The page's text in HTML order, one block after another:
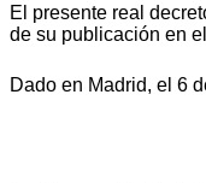
El presente real
de su publicación en
Dado en Madrid, el 6